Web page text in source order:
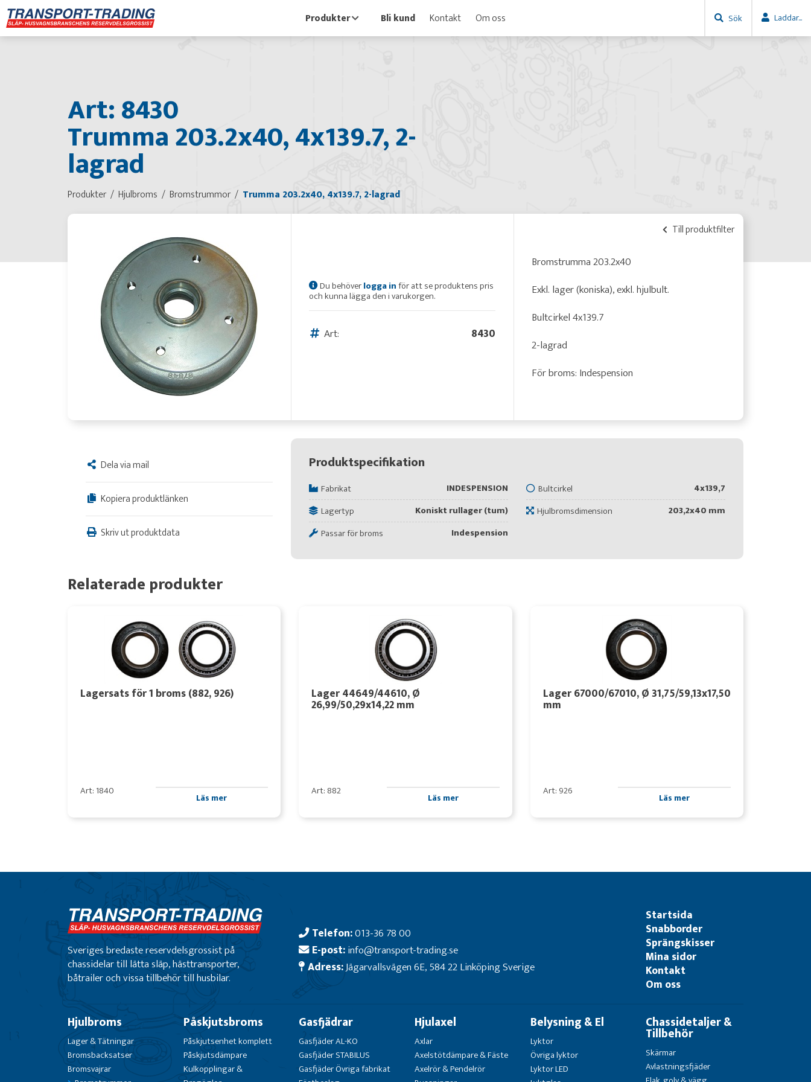
Produkter Bli kund Kontakt Om oss Sök Laddar...
Art: 8430
Trumma 203.2x40, 4x139.7, 2-
lagrad
Produkter Hjulbroms Bromstrummor Trumma 203.2x40, 4x139.7, 2-lagrad
Till produktfilter
Du behöverlogga inför att se produktens pris
och kunna lägga den i varukorgen.
Art: 8430
Bromstrumma 203.2x40
Exkl. lager (koniska), exkl. hjulbult.
Bultcirkel 4x139.7
2-lagrad
För broms: Indespension
Dela via mail
Kopiera produktlänken
Skriv ut produktdata
Produktspecifikation
Fabrikat INDESPENSION Bultcirkel
4x139,7
Lagertyp
Koniskt rullager (tum) Hjulbromsdimension
203,2x40 mm
Passar för broms
Indespension
Relaterade produkter
Lagersats för 1 broms (882, 926)
Art: 1840 Läs mer
Lager 44649/44610, Ø
26,99/50,29x14,22 mm
Art: 882 Läs mer
Lager 67000/67010, Ø 31,75/59,13x17,50
mm
Art: 926 Läs mer
Sveriges bredaste reservdelsgrossist på
chassidelar till lätta släp, hästtransporter,
båtrailer och vissa tillbehör till husbilar.
Telefon:013-36 78 00
E-post:info@transport-trading.se
Adress:Jägarvallsvägen 6E, 584 22 Linköping Sverige
Startsida
Snabborder
Sprängskisser
Mina sidor
Kontakt
Om oss
Hjulbroms
Lager & Tätningar
Bromsbacksatser
Bromsvajrar
Påskjutsbroms
Påskjutsenhet komplett
Påskjutsdämpare
Kulkopplingar &
Gasfjädrar
Gasfjäder AL-KO
Gasfjäder STABILUS
Gasfjäder Övriga fabrikat
Hjulaxel
Axlar
Axelstötdämpare & Fäste
Axelrör & Pendelrör
Belysning & El
Lyktor
Övriga lyktor
Lyktor LED
Chassidetaljer &
Tillbehör
Skärmar
Avlastningsfjäder